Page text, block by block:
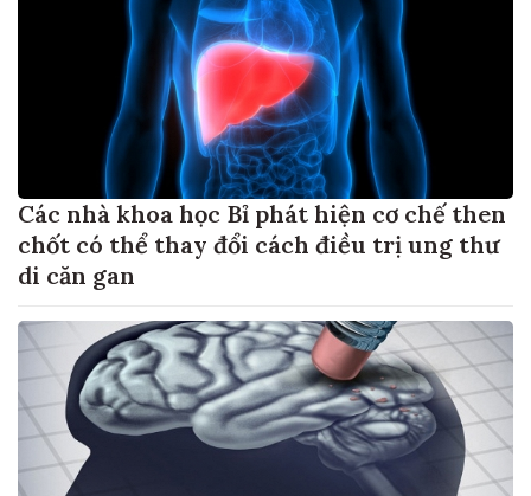
Các nhà khoa học Bỉ phát hiện cơ chế then
chốt có thể thay đổi cách điều trị ung thư
di căn gan